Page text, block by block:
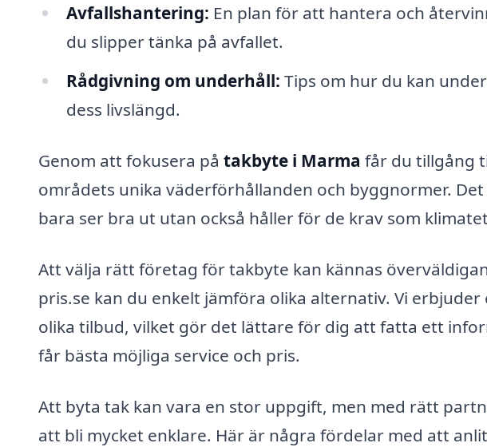
Avfallshantering: En plan för att hantera och
du slipper tänka på avfallet.
Rådgivning om underhåll: Tips om hur du kan
dess livslängd.
Genom att fokusera på takbyte i Marma får du tillgång
områdets unika väderförhållanden och byggnormer.
bara ser bra ut utan också håller för de krav som
Att välja rätt företag för takbyte kan kännas
pris.se kan du enkelt jämföra olika alternativ. Vi
olika tilbud, vilket gör det lättare för dig att fatta ett
får bästa möjliga service och pris.
Att byta tak kan vara en stor uppgift, men med rätt
att bli mycket enklare. Här är några fördelar med att